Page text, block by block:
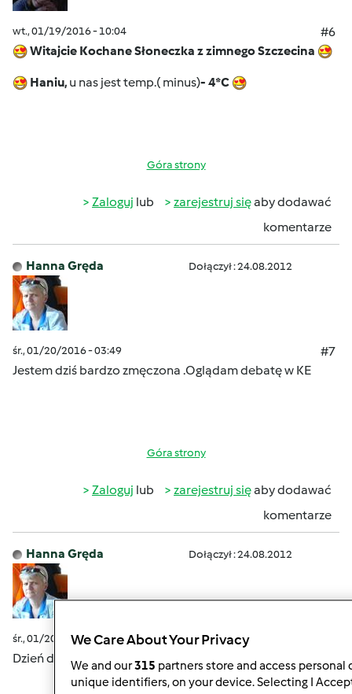
wt., 01/19/2016 - 10:04
#6
Witajcie Kochane Słoneczka z zimnego Szczecina
Haniu, u nas jest temp.( minus)- 4*C
Góra strony
Zaloguj lub zarejestruj sięaby dodawać
komentarze
Hanna Gręda Dołączył : 24.08.2012
śr., 01/20/2016 - 03:49
#7
Jestem dziś bardzo zmęczona .Oglądam debatę w KE
Góra strony
Zaloguj lub zarejestruj sięaby dodawać
komentarze
Hanna Gręda Dołączył : 24.08.2012
śr., 01/20/2016 - 03:53
Dzień dobry w mroźny poranek
We Care About Your Privacy
We and our315 partners store and access personal
unique identifiers, on your device. Selecting I